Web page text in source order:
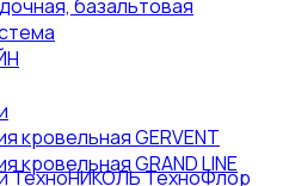
базальтовая
кровельная GERVENT
кровельная GRAND LINE